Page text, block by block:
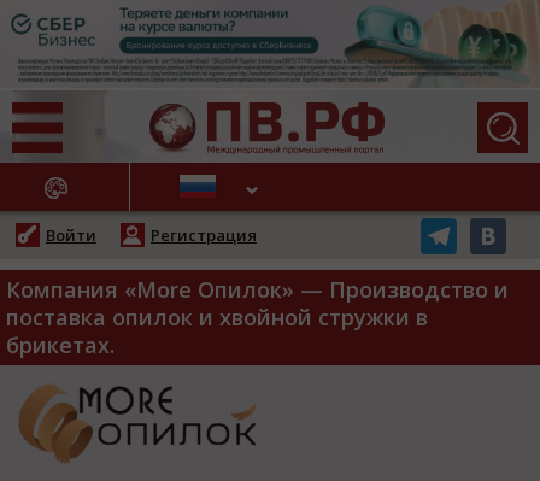
НОВОСТИ
Войти Регистрация
Компания «More Опилок» — Производство и
поставка опилок и хвойной стружки в
брикетах.